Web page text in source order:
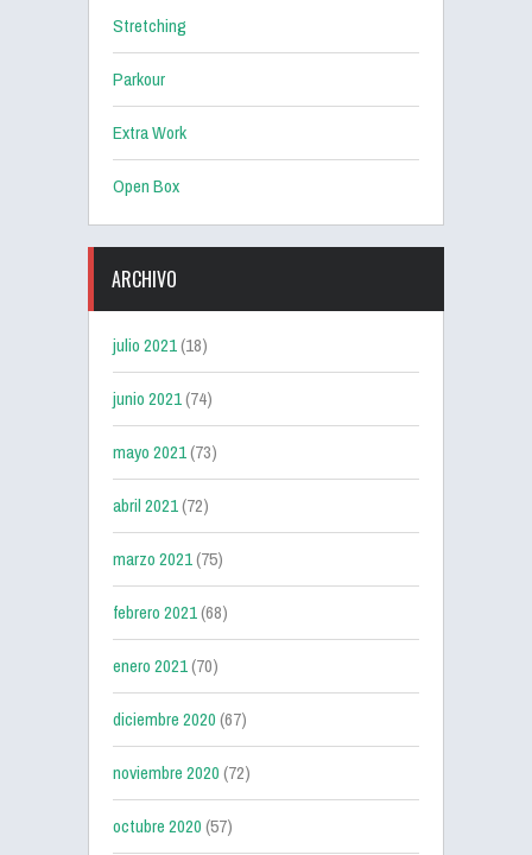
Stretching
Parkour
Extra Work
Open Box
ARCHIVO
julio 2021(18)
junio 2021(74)
mayo 2021(73)
abril 2021(72)
marzo 2021(75)
febrero 2021(68)
enero 2021(70)
diciembre 2020(67)
noviembre 2020(72)
octubre 2020(57)